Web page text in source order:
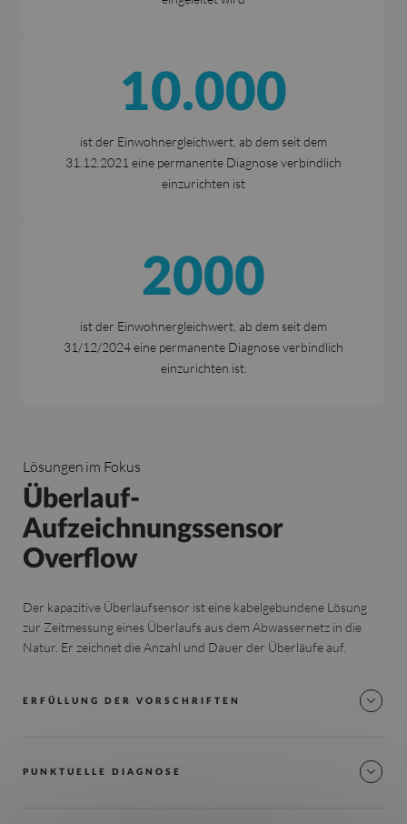
10.000
ist der Einwohnergleichwert, ab dem seit dem
31.12.2021 eine permanente Diagnose verbindlich
einzurichten ist
2000
ist der Einwohnergleichwert, ab dem seit dem
31/12/2024 eine permanente Diagnose verbindlich
einzurichten ist.
Lösungen im Fokus
Überlauf-
Aufzeichnungssensor
Overflow
Der kapazitive Überlaufsensor ist eine kabelgebundene Lösung
zur Zeitmessung eines Überlaufs aus dem Abwassernetz in die
Natur. Er zeichnet die Anzahl und Dauer der Überläufe auf.
ERFÜLLUNG DER VORSCHRIFTEN
PUNKTUELLE DIAGNOSE